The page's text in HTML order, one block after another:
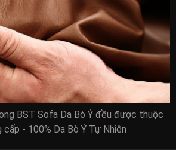
BST Sofa Da Bò Ý đều được thuộc
- 100% Da Bò Ý Tự Nhiên